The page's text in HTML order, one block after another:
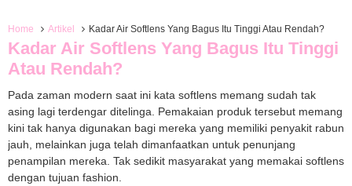
Home Artikel Kadar Air Softlens Yang Bagus Itu Tinggi Atau Rendah?
Kadar Air Softlens Yang Bagus Itu Tinggi
Atau Rendah?
Pada zaman modern saat ini kata softlens memang sudah tak
asing lagi terdengar ditelinga. Pemakaian produk tersebut memang
kini tak hanya digunakan bagi mereka yang memiliki penyakit rabun
jauh, melainkan juga telah dimanfaatkan untuk penunjang
penampilan mereka. Tak sedikit masyarakat yang memakai softlens
dengan tujuan fashion.